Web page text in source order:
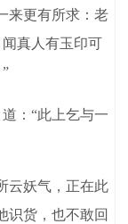
更有所求：老
真人有玉印可
：“此上乞与一
妖气，正在此
识货，也不敢回